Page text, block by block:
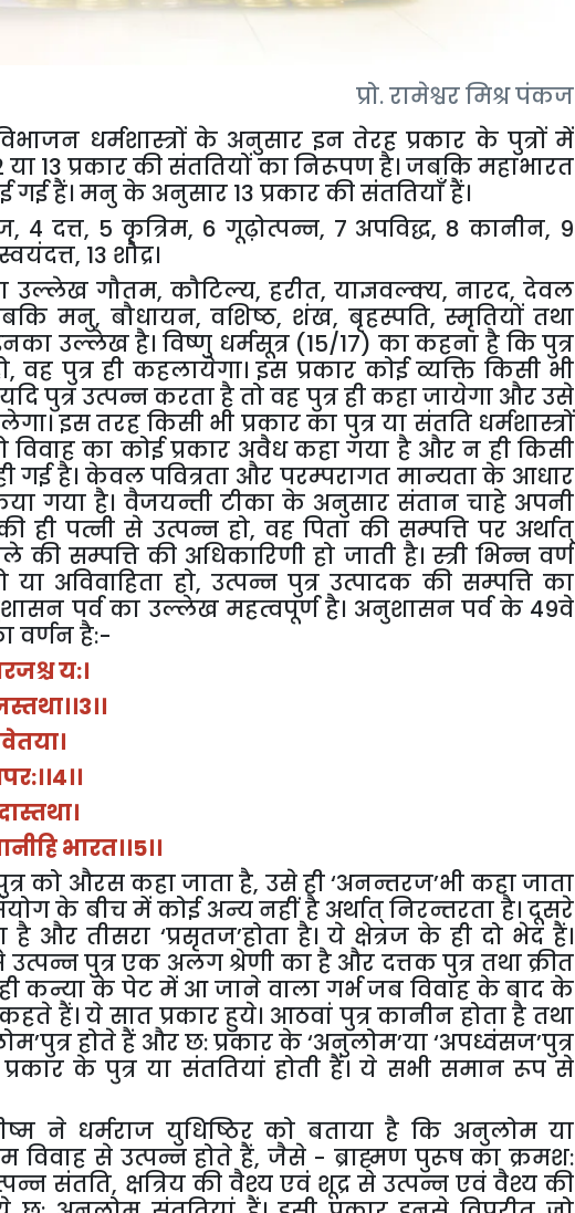
प्रो.रामेश्वरमिश्रपंकज
धर्मशास्त्रों के अनुसार इन तेरह प्रकार के पुत्रों में
या13प्रकारकीसंततियोंकानिरूपणहै। जबकिमहाभारत
गईहैं। मनुके अनुसार 13 प्रकारकीसंततियाँहैं।
, 4दत्त, 5 कृत्रिम, 6 गूढ़ोत्पन्न, 7 अपविद्ध, 8कानीन, 9
, 13 शौद्र।
उल्लेख गौतम, कौटिल्य, हरीत, याज्ञवल्क्य, नारद,देवल
मनु, बौधायन,वशिष्ठ, शंख, बृहस्पति,स्मृतियों तथा
उल्लेखहै। विष्णु धर्मसूत्र(15/17) काकहना है किपुत्र
,वह पुत्र ही कहलायेगा। इस प्रकार कोई व्यक्ति किसी भी
यदिपुत्रउत्पन्नकरताहैतोवह पुत्रहीकहाजायेगा औरउसे
इसतरह किसी भी प्रकारका पुत्रया संतति धर्मशास्त्रों
विवाह का कोई प्रकार अवैध कहा गया है और न ही किसी
गई है। केवल पवित्रता और परम्परागत मान्यता के आधार
गया है। वैजयन्ती टीका के अनुसार संतान चाहे अपनी
ही पत्नी से उत्पन्न हो, वह पिता की सम्पत्ति पर अर्थात्
की सम्पत्ति की अधिकारिणी हो जाती है। स्त्री भिन्न वर्ण
या अविवाहिता हो, उत्पन्न पुत्र उत्पादक की सम्पत्ति का
पर्व का उल्लेख महत्वपूर्ण है। अनुशासन पर्व के49वे
वर्णनहै:-
य:।
3।।
:।।4।।
भारत।।5।।
को औरसकहाजाताहै, उसेही‘अनन्तरज’भी कहाजाता
के बीचमेंकोई अन्यनहीं है अर्थात्निरन्तरता है। दूसरे
है और तीसरा ‘प्रसृतज’होता है। ये क्षेत्रज के ही दो भेद हैं।
उत्पन्नपुत्रएक अलगश्रेणी काहै और दत्तकपुत्र तथाक्रीत
कन्या के पेट में आ जाने वाला गर्भ जब विवाह के बाद के
हैं। ये सात प्रकार हुये। आठवां पुत्र कानीन होता है तथा
’पुत्रहोतेहैं औरछ:प्रकारके‘अनुलोम’या‘अपध्वंसज’पुत्र
प्रकार के पुत्र या संततियां होती हैं। ये सभी समान रूप से
ने धर्मराज युधिष्ठिर को बताया है कि अनुलोम या
विवाह से उत्पन्न होते हैं, जैसे- ब्राह्मण पुरूष का क्रमश:
संतति, क्षत्रिय की वैश्य एवं शूद्र से उत्पन्न एवं वैश्य की